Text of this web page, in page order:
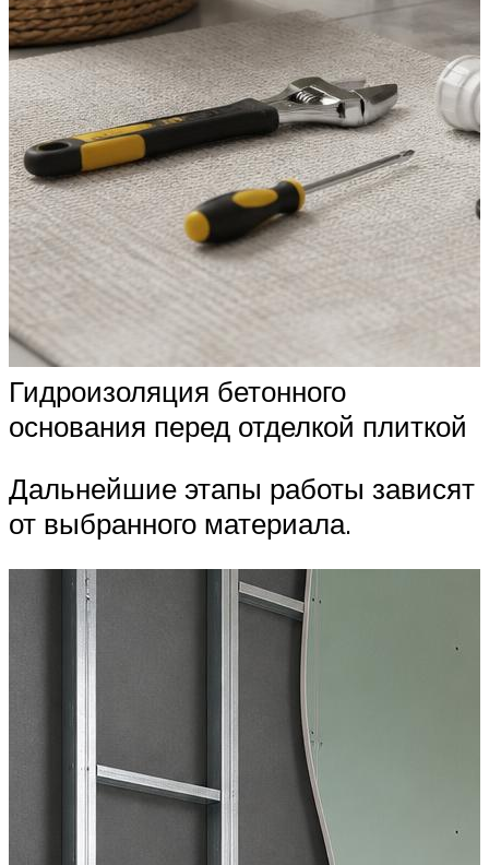
Гидроизоляция бетонного
основания перед отделкой плиткой
Дальнейшие этапы работы зависят
от выбранного материала.